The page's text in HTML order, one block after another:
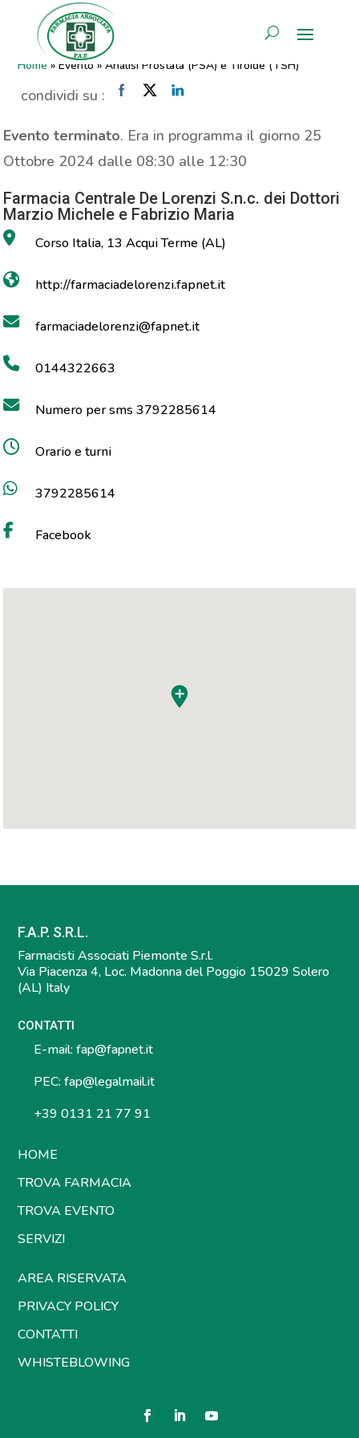
AREA RISERVATA
Analisi Prostata (PSA) e
Tiroide (TSH)
Home »Evento »Analisi Prostata (PSA) e Tiroide (TSH)
condividi su :
Evento terminato. Era in programma il giorno 25
Ottobre 2024 dalle 08:30 alle 12:30
Farmacia Centrale De Lorenzi S.n.c. dei Dottori
Marzio Michele e Fabrizio Maria
Corso Italia, 13 Acqui Terme (AL)
http://farmaciadelorenzi.fapnet.it
farmaciadelorenzi@fapnet.it
0144322663
Numero per sms 3792285614
Orario e turni
3792285614
Facebook
F.A.P. S.R.L.
Farmacisti Associati Piemonte S.r.l.
Via Piacenza 4, Loc. Madonna del Poggio 15029 Solero
(AL) Italy
CONTATTI
E-mail: fap@fapnet.it
PEC: fap@legalmail.it
+39 0131 21 77 91
HOME
TROVA FARMACIA
TROVA EVENTO
SERVIZI
AREA RISERVATA
PRIVACY POLICY
CONTATTI
WHISTEBLOWING